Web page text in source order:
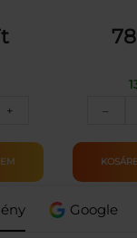
+
–
Google